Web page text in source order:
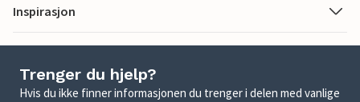
Inspirasjon
Trenger du hjelp?
Hvis du ikke finner informasjonen du trenger i delen med vanlige